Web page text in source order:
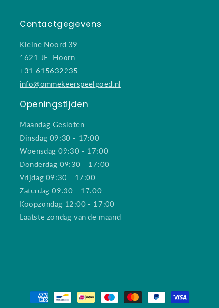
Contactgegevens
Kleine Noord 39
1621 JE Hoorn
+31 615632235
info@ommekeerspeelgoed.nl
Openingstijden
Maandag Gesloten
Dinsdag 09:30 - 17:00
Woensdag 09:30 - 17:00
Donderdag 09:30 - 17:00
Vrijdag 09:30 - 17:00
Zaterdag 09:30 - 17:00
Koopzondag 12:00 - 17:00
Laatste zondag van de maand
Betaalmethoden